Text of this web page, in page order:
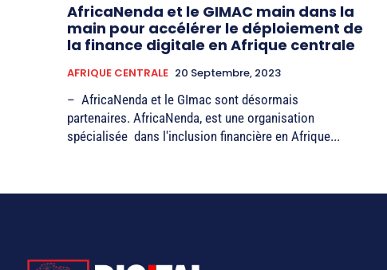
AfricaNenda et le GIMAC main dans la
main pour accélérer le déploiement de
la finance digitale en Afrique centrale
AFRIQUE CENTRALE 20 Septembre, 2023
– AfricaNenda et le GImac sont désormais
partenaires. AfricaNenda, est une organisation
spécialisée dans l'inclusion financière en Afrique...